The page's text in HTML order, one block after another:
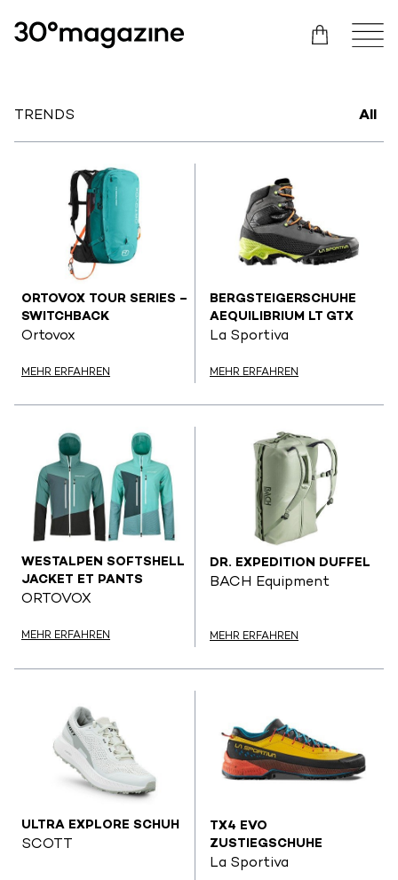
TRENDS All
ORTOVOX TOUR SERIES –
SWITCHBACK
Ortovox
MEHR ERFAHREN
BERGSTEIGERSCHUHE
AEQUILIBRIUM LT GTX
La Sportiva
MEHR ERFAHREN
WESTALPEN SOFTSHELL
JACKET ET PANTS
ORTOVOX
MEHR ERFAHREN
DR. EXPEDITION DUFFEL
BACH Equipment
MEHR ERFAHREN
ULTRA EXPLORE SCHUH
SCOTT
TX4 EVO
ZUSTIEGSCHUHE
La Sportiva